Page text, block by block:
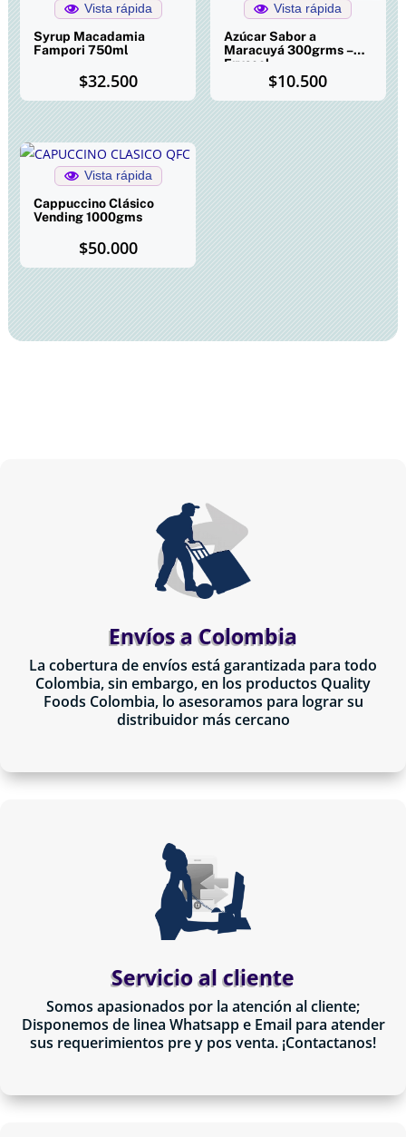
Vista rápida
Syrup Macadamia
Fampori 750ml
$32.500
Vista rápida
Azúcar Sabor a
Maracuyá 300grms –
Fryscol
$10.500
Vista rápida
Cappuccino Clásico
Vending 1000gms
$50.000
Envíos a Colombia
La cobertura de envíos está garantizada para todo
Colombia, sin embargo, en los productos Quality
Foods Colombia, lo asesoramos para lograr su
distribuidor más cercano
Servicio al cliente
Somos apasionados por la atención al cliente;
Disponemos de linea Whatsapp e Email para atender
sus requerimientos pre y pos venta. ¡Contactanos!